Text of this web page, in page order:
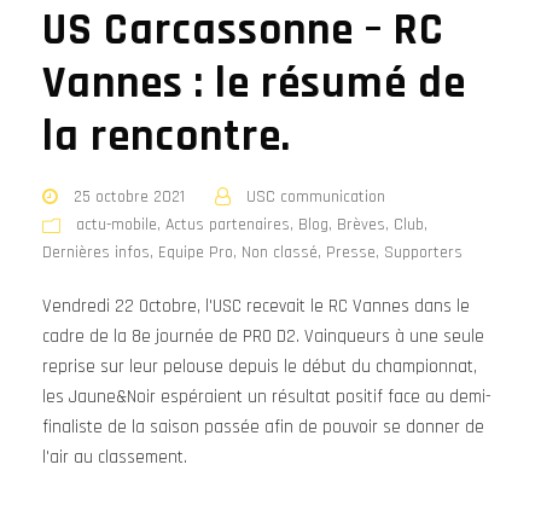
US Carcassonne – RC
Vannes : le résumé de
la rencontre.
25 octobre 2021
USC communication
actu-mobile, Actus partenaires, Blog, Brèves, Club,
Dernières infos, Equipe Pro, Non classé, Presse, Supporters
Vendredi 22 Octobre, l'USC recevait le RC Vannes dans le
cadre de la 8e journée de PRO D2. Vainqueurs à une seule
reprise sur leur pelouse depuis le début du championnat,
les Jaune&Noir espéraient un résultat positif face au demi-
finaliste de la saison passée afin de pouvoir se donner de
l'air au classement.